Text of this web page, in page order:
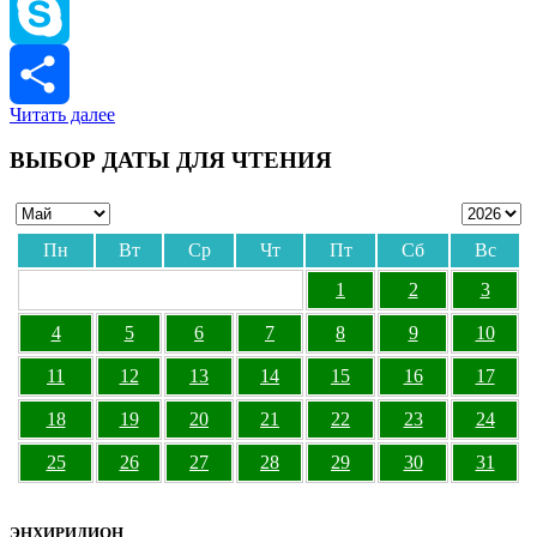
Viber
Skype
Читать далее
ВЫБОР ДАТЫ ДЛЯ ЧТЕНИЯ
Пн Вт Ср Чт Пт Сб
Вс
1
2 3
4 5 6 7 8 9 10
11 12 13 14 15 16 17
18 19 20 21 22 23 24
25 26 27 28 29 30 31
ЭНХИРИДИОН